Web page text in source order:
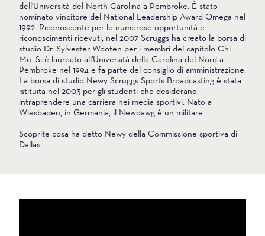
dell'Università del North Carolina a Pembroke. È stato
nominato vincitore del National Leadership Award Omega nel
1992. Riconoscente per le numerose opportunità e
riconoscimenti ricevuti, nel 2007 Scruggs ha creato la borsa di
studio Dr. Sylvester Wooten per i membri del capitolo Chi
Mu. Si è laureato all'Università della Carolina del Nord a
Pembroke nel 1994 e fa parte del consiglio di amministrazione.
La borsa di studio Newy Scruggs Sports Broadcasting è stata
istituita nel 2003 per gli studenti che desiderano
intraprendere una carriera nei media sportivi. Nato a
Wiesbaden, in Germania, il Newdawg è un militare.
Scoprite cosa ha detto Newy della Commissione sportiva di
Dallas.